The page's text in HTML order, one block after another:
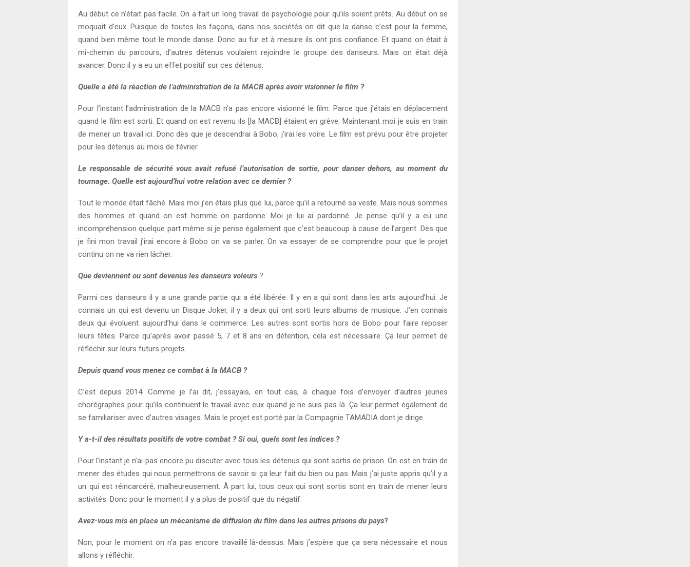
Au début ce n’était pas facile. On a fait un long travail de psychologie pour qu’ils soient prêts. Au début on se
moquait d’eux. Puisque de toutes les façons, dans nos sociétés on dit que la danse c’est pour la femme,
quand bien même tout le monde danse. Donc au fur et à mesure ils ont pris confiance. Et quand on était à
mi-chemin du parcours, d’autres détenus voulaient rejoindre le groupe des danseurs. Mais on était déjà
avancer. Donc il y a eu un effet positif sur ces détenus.
Quelle a été la réaction de l’administration de la MACB après avoir visionner le film ?
Pour l’instant l’administration de la MACB n’a pas encore visionné le film. Parce que j’étais en déplacement
quand le film est sorti. Et quand on est revenu ils [la MACB] étaient en grève. Maintenant moi je suis en train
de mener un travail ici. Donc dès que je descendrai à Bobo, j’irai les voire. Le film est prévu pour être projeter
pour les détenus au mois de février.
Le responsable de sécurité vous avait refusé l’autorisation de sortie, pour danser dehors, au moment du
tournage. Quelle est aujourd’hui votre relation avec ce dernier ?
Tout le monde était fâché. Mais moi j’en étais plus que lui, parce qu’il a retourné sa veste. Mais nous sommes
des hommes et quand on est homme on pardonne. Moi je lui ai pardonné. Je pense qu’il y a eu une
incompréhension quelque part même si je pense également que c’est beaucoup à cause de l’argent. Dès que
je fini mon travail j’irai encore à Bobo on va se parler. On va essayer de se comprendre pour que le projet
continu on ne va rien lâcher.
Que deviennent ou sont devenus les danseurs voleurs ?
Parmi ces danseurs il y a une grande partie qui a été libérée. Il y en a qui sont dans les arts aujourd’hui. Je
connais un qui est devenu un Disque Joker, il y a deux qui ont sorti leurs albums de musique. J’en connais
deux qui évoluent aujourd’hui dans le commerce. Les autres sont sortis hors de Bobo pour faire reposer
leurs têtes. Parce qu’après avoir passé 5, 7 et 8 ans en détention, cela est nécessaire. Ça leur permet de
réfléchir sur leurs futurs projets.
Depuis quand vous menez ce combat à la MACB ?
C’est depuis 2014. Comme je l’ai dit, j’essayais, en tout cas, à chaque fois d’envoyer d’autres jeunes
chorégraphes pour qu’ils continuent le travail avec eux quand je ne suis pas là. Ça leur permet également de
se familiariser avec d’autres visages. Mais le projet est porté par la Compagnie TAMADIA dont je dirige.
Y a-t-il des résultats positifs de votre combat ? Si oui, quels sont les indices ?
Pour l’instant je n’ai pas encore pu discuter avec tous les détenus qui sont sortis de prison. On est en train de
mener des études qui nous permettrons de savoir si ça leur fait du bien ou pas. Mais j’ai juste appris qu’il y a
un qui est réincarcéré, malheureusement. À part lui, tous ceux qui sont sortis sont en train de mener leurs
activités. Donc pour le moment il y a plus de positif que du négatif.
Avez-vous mis en place un mécanisme de diffusion du film dans les autres prisons du pays?
Non, pour le moment on n’a pas encore travaillé là-dessus. Mais j’espère que ça sera nécessaire et nous
allons y réfléchir.